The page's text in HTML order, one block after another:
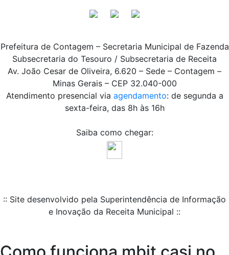
Prefeitura de Contagem – Secretaria Municipal de Fazenda
Subsecretaria do Tesouro / Subsecretaria de Receita
Av. João Cesar de Oliveira, 6.620 – Sede – Contagem –
Minas Gerais – CEP 32.040-000
Atendimento presencial via agendamento: de segunda a
sexta-feira, das 8h às 16h
Saiba como chegar:
:: Site desenvolvido pela Superintendência de Informação
e Inovação da Receita Municipal ::